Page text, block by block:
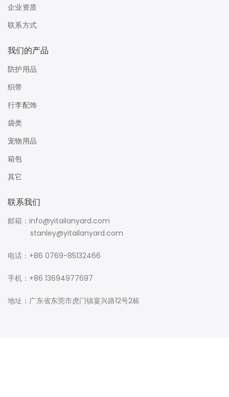
企业资质
联系方式
我们的产品
防护用品
织带
行李配饰
袋类
宠物用品
箱包
其它
联系我们
邮箱：info@yitailanyard.com
stanley@yitailanyard.com
电话：+86 0769-85132466
手机：+86 13694977697
地址：广东省东莞市虎门镇宴兴路12号2栋